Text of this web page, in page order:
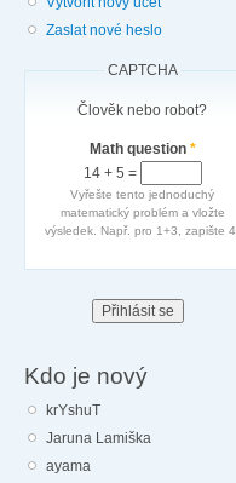
Zaslat nové heslo
CAPTCHA
Člověk nebo robot?
Math question *
14 + 5 =
Vyřešte tento jednoduchý
matematický problém a vložte
výsledek. Např. pro 1+3, zapište 4.
Kdo je nový
krYshuT
Jaruna Lamiška
ayama